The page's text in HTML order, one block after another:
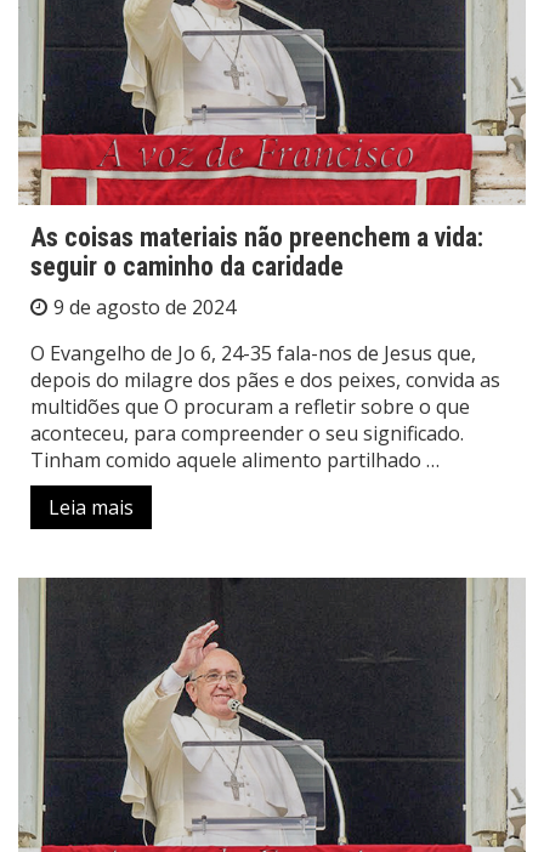
As coisas materiais não preenchem a vida:
seguir o caminho da caridade
9 de agosto de 2024
O Evangelho de Jo 6, 24-35 fala-nos de Jesus que,
depois do milagre dos pães e dos peixes, convida as
multidões que O procuram a refletir sobre o que
aconteceu, para compreender o seu significado.
Tinham comido aquele alimento partilhado …
Leia mais